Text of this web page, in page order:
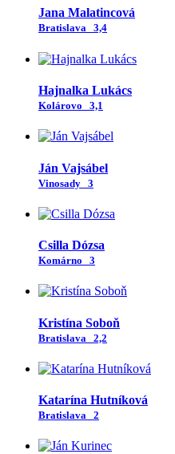
Jana Malatincová
Bratislava 3,4
Hajnalka Lukács
Kolárovo 3,1
Ján Vajsábel
Vinosady 3
Csilla Dózsa
Komárno 3
Kristína Soboň
Bratislava 2,2
Katarína Hutníková
Bratislava 2